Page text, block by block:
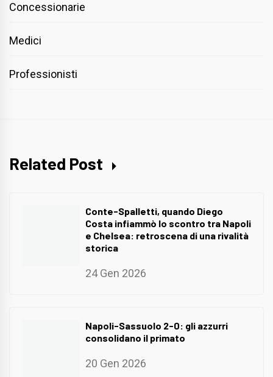
Concessionarie
Medici
Professionisti
Related Post
Conte-Spalletti, quando Diego
Costa infiammò lo scontro tra Napoli
e Chelsea: retroscena di una rivalità
storica
24 Gen 2026
Napoli-Sassuolo 2-0: gli azzurri
consolidano il primato
20 Gen 2026